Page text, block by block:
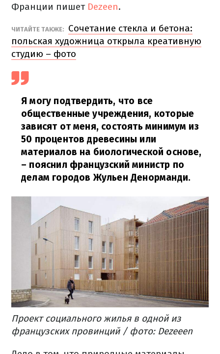
Франции пишет Dezeen.
ЧИТАЙТЕ ТАКЖЕ:
Сочетание стекла и бетона:
польская художница открыла креативную
студию – фото
Я могу подтвердить, что все
общественные учреждения, которые
зависят от меня, состоять минимум из
50 процентов древесины или
материалов на биологической основе,
– пояснил французский министр по
делам городов Жульен Денорманди.
Проект социального жилья в одной из
французских провинций / фото: Dezeeen